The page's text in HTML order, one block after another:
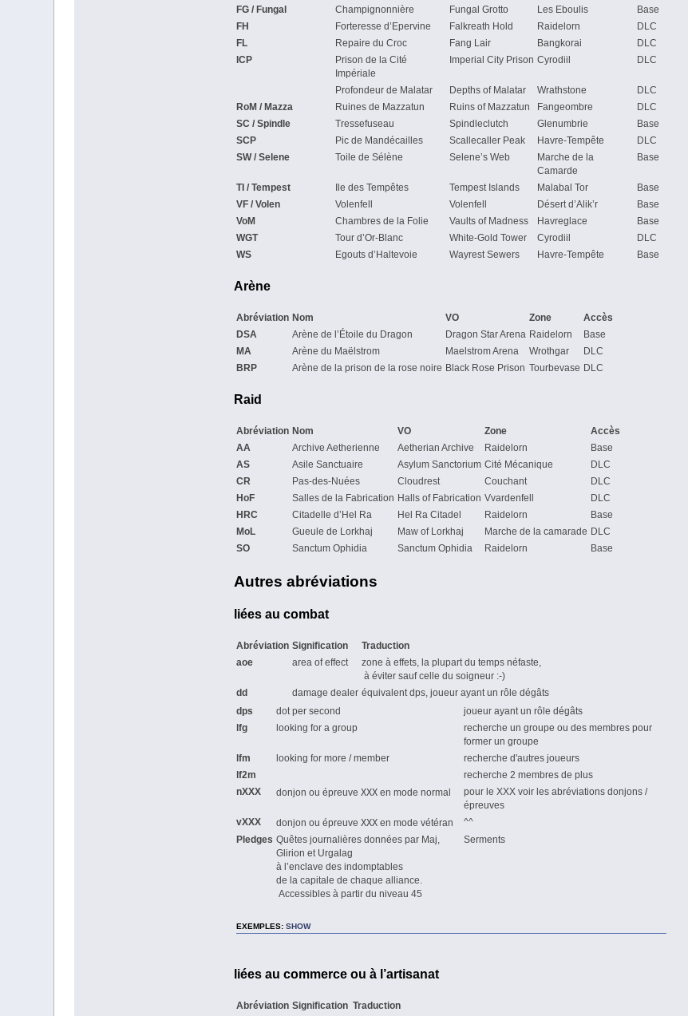
FG / Fungal
Champignonnière Fungal Grotto Les Eboulis
Base
FH
Forteresse d’Epervine Falkreath Hold Raidelorn
DLC
FL
Repaire du Croc Fang Lair Bangkorai
DLC
ICP
Prison de la Cité
Impériale
Imperial City Prison Cyrodiil DLC
Profondeur de Malatar Depths of Malatar Wrathstone
DLC
RoM / Mazza
Ruines de Mazzatun Ruins of Mazzatun Fangeombre
DLC
SC / Spindle
Tressefuseau Spindleclutch Glenumbrie
Base
SCP
Pic de Mandécailles Scallecaller Peak Havre-Tempête
DLC
SW / Selene
Toile de Sélène Selene’s Web
Marche de la
Camarde
Base
TI / Tempest Ile des Tempêtes Tempest Islands Malabal Tor
Base
VF / Volen
Volenfell Volenfell Désert d’Alik’r
Base
VoM
Chambres de la Folie Vaults of Madness Havreglace
Base
WGT
Tour d’Or-Blanc White-Gold Tower Cyrodiil
DLC
WS
Egouts d’Haltevoie Wayrest Sewers Havre-Tempête Base
Arène
Abréviation Nom VO Zone
Accès
DSA
Arène de l’Étoile du Dragon Dragon Star Arena Raidelorn
Base
MA
Arène du Maëlstrom Maelstrom Arena Wrothgar
DLC
BRP
Arène de la prison de la rose noire Black Rose Prison Tourbevase DLC
Raid
Abréviation Nom VO Zone
Accès
AA
Archive Aetherienne Aetherian Archive Raidelorn
Base
AS
Asile Sanctuaire Asylum Sanctorium Cité Mécanique
DLC
CR
Pas-des-Nuées Cloudrest Couchant
DLC
HoF
Salles de la Fabrication Halls of Fabrication Vvardenfell
DLC
HRC
Citadelle d’Hel Ra Hel Ra Citadel Raidelorn
Base
MoL
Gueule de Lorkhaj Maw of Lorkhaj Marche de la camarade DLC
SO
Sanctum Ophidia Sanctum Ophidia Raidelorn Base
Autres abréviations
liées au combat
Abréviation Signification
Traduction
aoe
area of effect
zone à effets, la plupart du temps néfaste,
à éviter sauf celle du soigneur :-)
dd
damage dealer équivalent dps, joueur ayant un rôle dégâts
dps
dot per second
joueur ayant un rôle dégâts
lfg
looking for a group
recherche un groupe ou des membres pour
former un groupe
lfm
looking for more / member
recherche d'autres joueurs
lf2m
recherche 2 membres de plus
nXXX
donjon ou épreuve XXXen mode normal
pour le XXX voir les abréviations donjons /
épreuves
vXXX
donjon ou épreuve XXXen mode vétéran
^^
Pledges Quêtes journalières données par Maj,
Glirion et Urgalag
à l’enclave des indomptables
de la capitale de chaque alliance.
Accessibles à partir du niveau 45
Serments
EXEMPLES: SHOW
liées au commerce ou à l’artisanat
Abréviation Signification Traduction